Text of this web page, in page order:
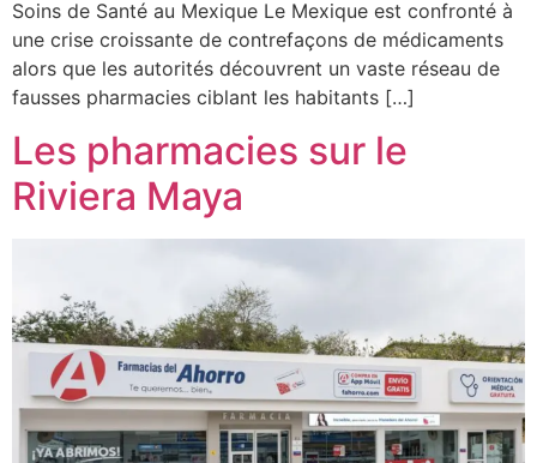
Soins de Santé au Mexique Le Mexique est confronté à
une crise croissante de contrefaçons de médicaments
alors que les autorités découvrent un vaste réseau de
fausses pharmacies ciblant les habitants […]
Les pharmacies sur le
Riviera Maya